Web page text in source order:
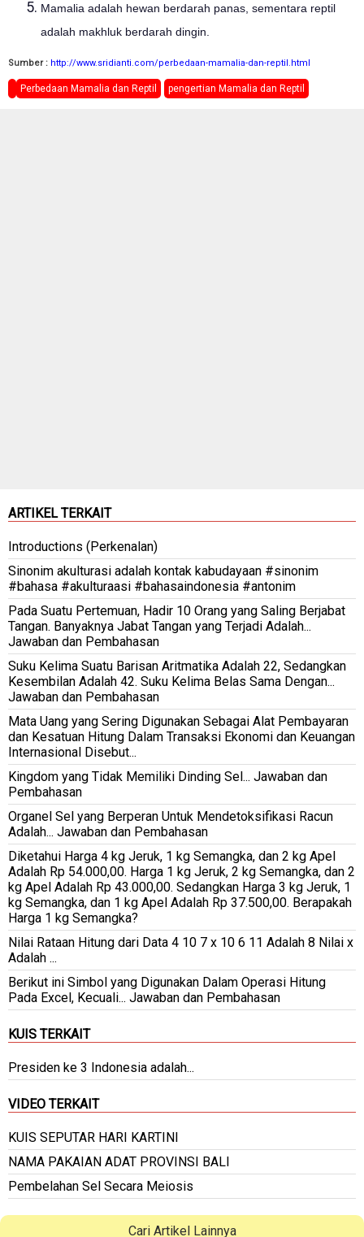
Mamalia adalah hewan berdarah panas, sementara reptil
adalah makhluk berdarah dingin.
Sumber : http://www.sridianti.com/perbedaan-mamalia-dan-reptil.html
Perbedaan Mamalia dan Reptil pengertian Mamalia dan Reptil
ARTIKEL TERKAIT
Introductions (Perkenalan)
Sinonim akulturasi adalah kontak kabudayaan #sinonim
#bahasa #akulturaasi #bahasaindonesia #antonim
Pada Suatu Pertemuan, Hadir 10 Orang yang Saling Berjabat
Tangan. Banyaknya Jabat Tangan yang Terjadi Adalah...
Jawaban dan Pembahasan
Suku Kelima Suatu Barisan Aritmatika Adalah 22, Sedangkan
Kesembilan Adalah 42. Suku Kelima Belas Sama Dengan...
Jawaban dan Pembahasan
Mata Uang yang Sering Digunakan Sebagai Alat Pembayaran
dan Kesatuan Hitung Dalam Transaksi Ekonomi dan Keuangan
Internasional Disebut...
Kingdom yang Tidak Memiliki Dinding Sel... Jawaban dan
Pembahasan
Organel Sel yang Berperan Untuk Mendetoksifikasi Racun
Adalah... Jawaban dan Pembahasan
Diketahui Harga 4 kg Jeruk, 1 kg Semangka, dan 2 kg Apel
Adalah Rp 54.000,00. Harga 1 kg Jeruk, 2 kg Semangka, dan 2
kg Apel Adalah Rp 43.000,00. Sedangkan Harga 3 kg Jeruk, 1
kg Semangka, dan 1 kg Apel Adalah Rp 37.500,00. Berapakah
Harga 1 kg Semangka?
Nilai Rataan Hitung dari Data 4 10 7 x 10 6 11 Adalah 8 Nilai x
Adalah ...
Berikut ini Simbol yang Digunakan Dalam Operasi Hitung
Pada Excel, Kecuali... Jawaban dan Pembahasan
KUIS TERKAIT
Presiden ke 3 Indonesia adalah...
VIDEO TERKAIT
KUIS SEPUTAR HARI KARTINI
NAMA PAKAIAN ADAT PROVINSI BALI
Pembelahan Sel Secara Meiosis
Cari Artikel Lainnya